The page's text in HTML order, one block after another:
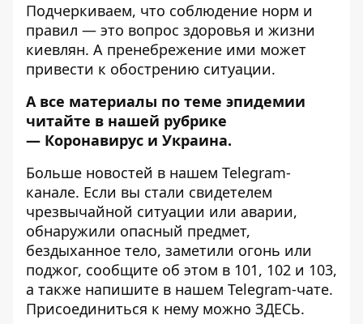
Подчеркиваем, что соблюдение норм и
правил — это вопрос здоровья и жизни
киевлян. А пренебрежение ими может
привести к обострению ситуации.
А все материалы по теме эпидемии
читайте в нашей рубрике
— Коронавирус и Украина.
Больше новостей в нашем Telegram-
канале. Если вы стали свидетелем
чрезвычайной ситуации или аварии,
обнаружили опасный предмет,
бездыханное тело, заметили огонь или
поджог, сообщите об этом в 101, 102 и 103,
а также напишите в нашем Telegram-чате.
Присоединиться к нему можно ЗДЕСЬ.